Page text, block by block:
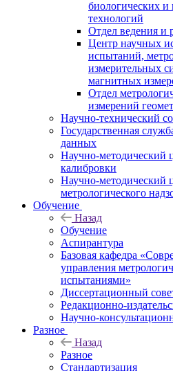
биологических
технологий
Отдел ведения и
Центр научных
испытаний,
измерительных
магнитных
Отдел
измерений
Научно-технический
Государственная
данных
Научно-методический
калибровки
Научно-методический
метрологического
Обучение
Назад
Обучение
Аспирантура
Базовая кафедра
управления
испытаниями»
Диссертационный
Редакционно-
Научно-
Разное
Назад
Разное
Стандартизация